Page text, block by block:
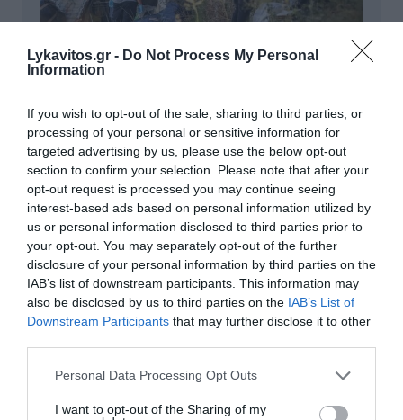
Lykavitos.gr - Do Not Process My Personal
Information
If you wish to opt-out of the sale, sharing to third parties, or
processing of your personal or sensitive information for
targeted advertising by us, please use the below opt-out
section to confirm your selection. Please note that after your
opt-out request is processed you may continue seeing
interest-based ads based on personal information utilized by
us or personal information disclosed to third parties prior to
your opt-out. You may separately opt-out of the further
disclosure of your personal information by third parties on the
IAB’s list of downstream participants. This information may
also be disclosed by us to third parties on the IAB’s List of
Downstream Participants that may further disclose it to other
Please note that this website/app uses one or more Google
not limited to your visit or usage behaviour. You may click to
Personal Data Processing Opt Outs
I want to opt-out of the Sharing of my
Τι αποκαλύπτει η «Daily
38χρονης Βρετανίδας στην
Κυψέλη
Στη δημοσιότητα έρχονται νέα στοιχεία για τη
ζωή του 26χρονου Αφγανού που κατηγορείται
για τη δολοφονία της 38χρονης Βρετανίδας
Λίζα Ρος στην Κυψέλη. Ο 26χρονος, πρώην
επαγγελματίας πυγμάχος και με ενεργό παρ...
08 Αυγούστου 2026
παρασκήνιο